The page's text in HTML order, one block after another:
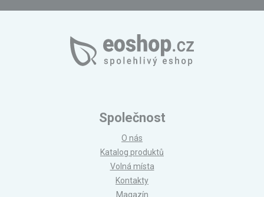
Společnost
O nás
Katalog produktů
Volná místa
Kontakty
Magazín